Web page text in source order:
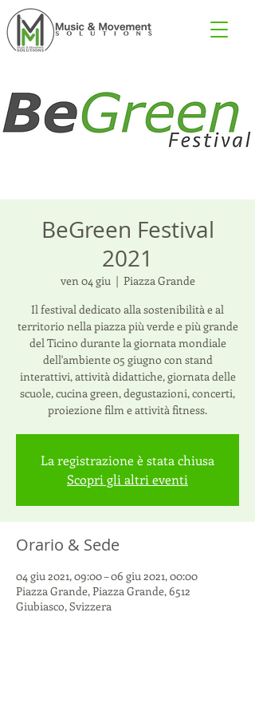
BeGreen Festival
2021
ven 04 giu
  |
Piazza Grande
Il festival dedicato alla sostenibilità e al
territorio nella piazza più verde e più grande
del Ticino durante la giornata mondiale
dell'ambiente 05 giugno con stand
interattivi, attività didattiche, giornata delle
scuole, cucina green, degustazioni, concerti,
proiezione film e attività fitness.
La registrazione è stata chiusa
Scopri gli altri eventi
Orario & Sede
04 giu 2021, 09:00 – 06 giu 2021, 00:00
Piazza Grande, Piazza Grande, 6512
Giubiasco, Svizzera